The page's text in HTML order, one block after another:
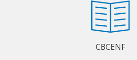
CBCENF